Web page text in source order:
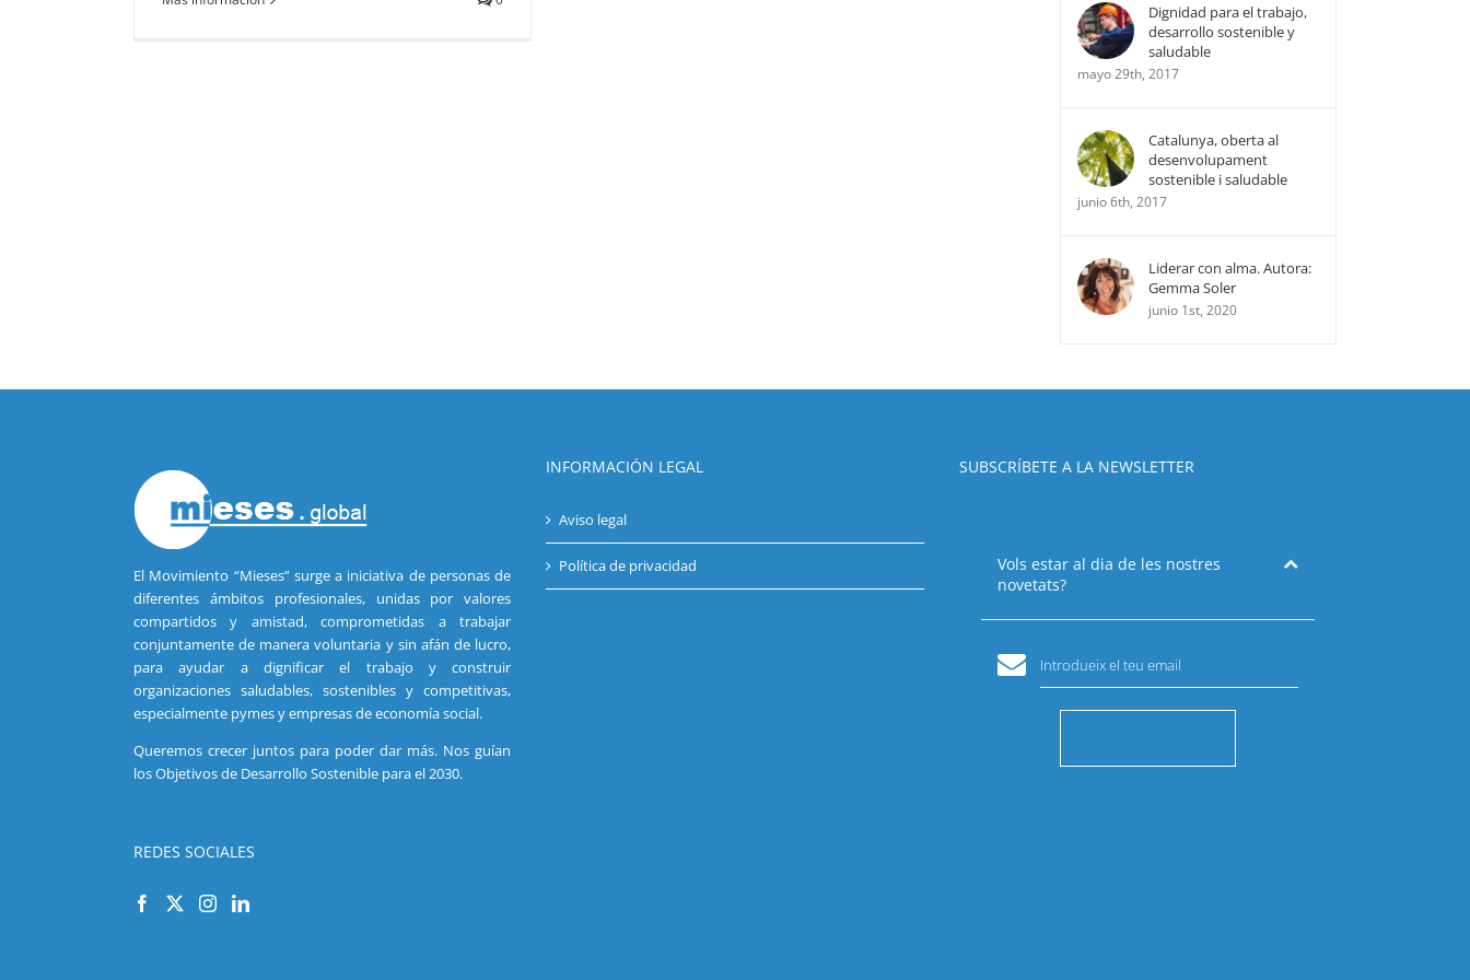
Dignidad para el trabajo,
desarrollo sostenible y
saludable
mayo 29th, 2017
Catalunya, oberta al
desenvolupament
sostenible i saludable
junio 6th, 2017
Liderar con alma. Autora:
Gemma Soler
junio 1st, 2020
El Movimiento “Mieses” surge a iniciativa de personas de
diferentes ámbitos profesionales, unidas por valores
compartidos y amistad, comprometidas a trabajar
conjuntamente de manera voluntaria y sin afán de lucro,
para ayudar a dignificar el trabajo y construir
organizaciones saludables, sostenibles y competitivas,
especialmente pymes y empresas de economía social.
Queremos crecer juntos para poder dar más. Nos guían
los Objetivos de Desarrollo Sostenible para el 2030.
REDES SOCIALES
INFORMACIÓN LEGAL
Aviso legal
Política de privacidad
SUBSCRÍBETE A LA NEWSLETTER
Vols estar al dia de les nostres
novetats?
Introdueix el teu email